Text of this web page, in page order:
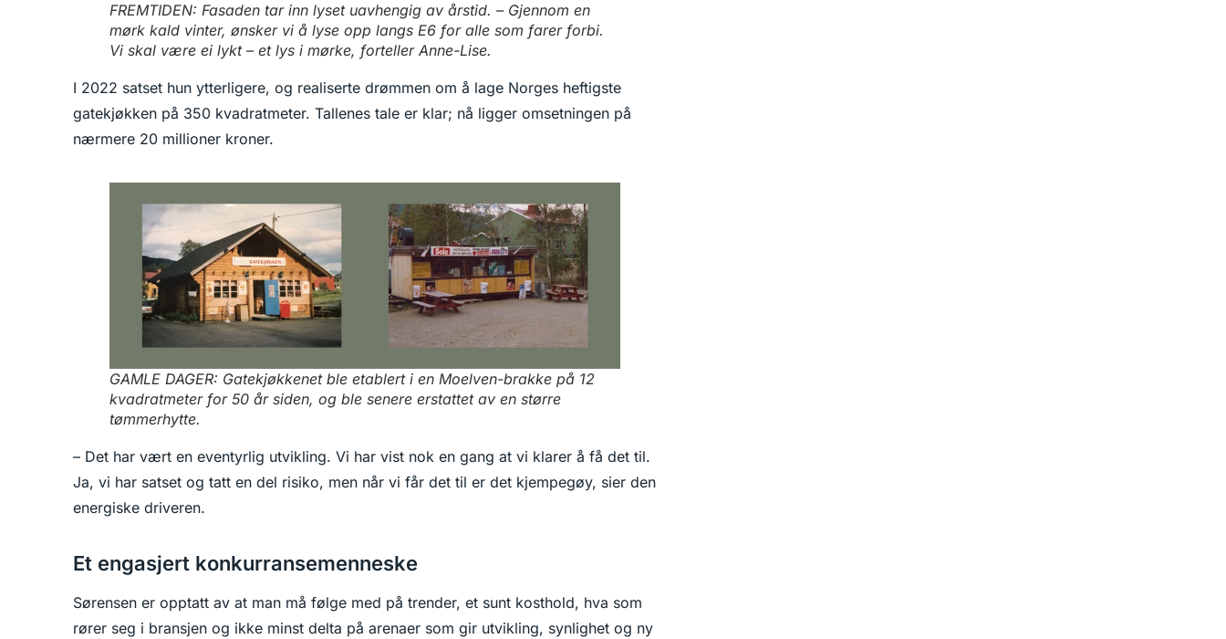
FREMTIDEN: Fasaden tar inn lyset uavhengig av årstid. – Gjennom en
mørk kald vinter, ønsker vi å lyse opp langs E6 for alle som farer forbi.
Vi skal være ei lykt – et lys i mørke, forteller Anne-Lise.
I 2022 satset hun ytterligere, og realiserte drømmen om å lage Norges heftigste
gatekjøkken på 350 kvadratmeter. Tallenes tale er klar; nå ligger omsetningen på
nærmere 20 millioner kroner.
GAMLE DAGER: Gatekjøkkenet ble etablert i en Moelven-brakke på 12
kvadratmeter for 50 år siden, og ble senere erstattet av en større
tømmerhytte.
– Det har vært en eventyrlig utvikling. Vi har vist nok en gang at vi klarer å få det til.
Ja, vi har satset og tatt en del risiko, men når vi får det til er det kjempegøy, sier den
energiske driveren.
Et engasjert konkurransemenneske
Sørensen er opptatt av at man må følge med på trender, et sunt kosthold, hva som
rører seg i bransjen og ikke minst delta på arenaer som gir utvikling, synlighet og ny